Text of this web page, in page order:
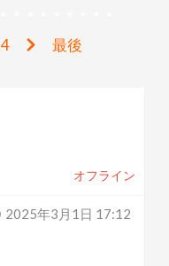
4 最後
オフライン
2025年3月1日 17:12